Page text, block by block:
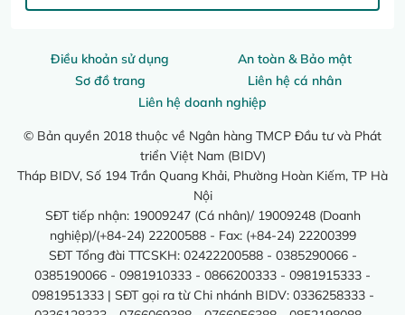
Điều khoản sử dụng
An toàn & Bảo mật
Sơ đồ trang
Liên hệ cá nhân
Liên hệ doanh nghiệp
© Bản quyền 2018 thuộc về Ngân hàng TMCP Đầu tư và Phát
triển Việt Nam (BIDV)
Tháp BIDV, Số 194 Trần Quang Khải, Phường Hoàn Kiếm, TP Hà
Nội
SĐT tiếp nhận: 19009247 (Cá nhân)/ 19009248 (Doanh
nghiệp)/(+84-24) 22200588 - Fax: (+84-24) 22200399
SĐT Tổng đài TTCSKH: 02422200588 - 0385290066 -
0385190066 - 0981910333 - 0866200333 - 0981915333 -
0981951333 | SĐT gọi ra từ Chi nhánh BIDV: 0336258333 -